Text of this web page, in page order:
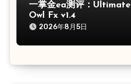
一掌金ea测评：
Owl Fx v1.4
2026年8月5日